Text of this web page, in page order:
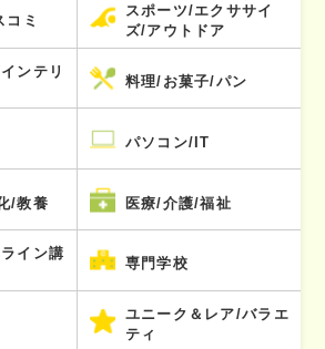
コミ
スポーツ/エクササイ
ズ/アウトドア
ンテリ
料理/お菓子/パン
パソコン/IT
/教養 医療/介護/福祉
イン講
専門学校
ユニーク＆レア/バラエ
ティ